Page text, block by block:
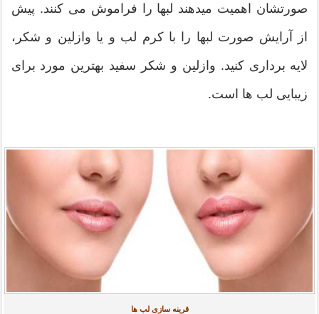
صورتشان اهمیت میدهند لبها را فراموش می کنند. پیش
از آرایش صورت لبها را با کرم لب و یا وازلین و شکر،
لایه برداری کنید. وازلین و شکر سفید بهترین مورد برای
زیبایی لب ها است.
قرینه سازی لب ها